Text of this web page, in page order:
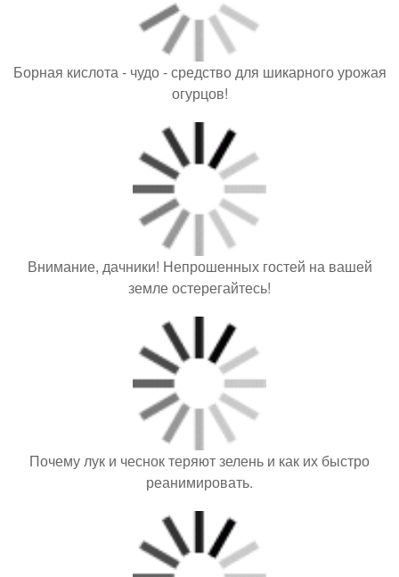
Внимание, дачники! Непрошенных гостей на вашей
земле остерегайтесь!
Почему лук и чеснок теряют зелень и как их быстро
реанимировать.
Секреты обильного урожая кабачков: мы сажаем семена